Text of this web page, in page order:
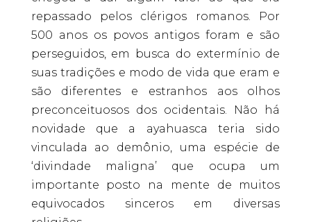
repassado pelos clérigos romanos. Por
500 anos os povos antigos foram e são
perseguidos, em busca do extermínio de
suas tradições e modo de vida que eram e
são diferentes e estranhos aos olhos
preconceituosos dos ocidentais. Não há
novidade que a ayahuasca teria sido
vinculada ao demônio, uma espécie de
‘divindade maligna’ que ocupa um
importante posto na mente de muitos
equivocados sinceros em diversas